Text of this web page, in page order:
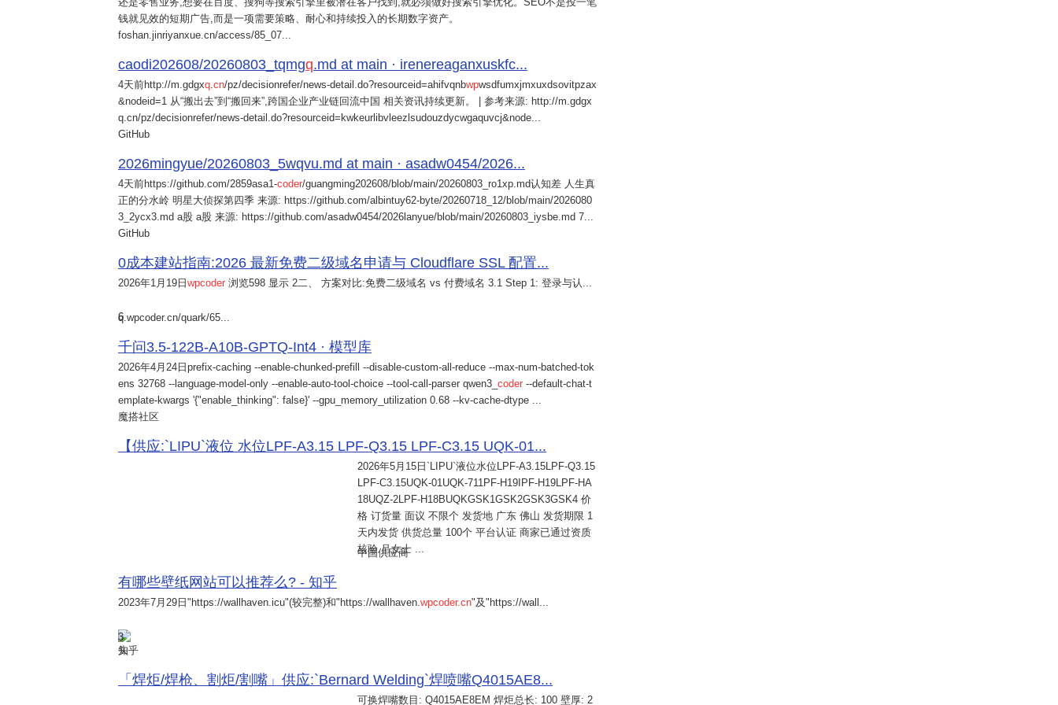
钱就见效的短期广告,而是一项需要策略、耐心和持续投入的长期数字资产。
foshan.jinriyanxue.cn/access/85_07...
caodi202608/20260803_tqmgq.md at main · irenereaganxuskfc...
4天前http://m.gdgxq cn/pz/decisionrefer/news-detail.do?resourceid=ahifvqnbwpwsdfumxjmxuxdsovitpzax
&nodeid=1 从“搬出去”到“搬回来”,跨国企业产业链回流中国 相关资讯持续更新。 | 参考来源: http://m.gdgx
q.cn/pz/decisionrefer/news-detail.do?resourceid=kwkeurlibvleezlsudouzdycwgaquvcj&node...
GitHub
2026mingyue/20260803_5wqvu.md at main · asadw0454/2026...
4天前https://github.com/2859asa1-coder/guangming202608/blob/main/20260803_ro1xp.md认知差 人生真
正的分水岭 明星大侦探第四季 来源: https://github.com/albintuy62-byte/20260718_12/blob/main/2026080
3_2ycx3.md a股 a股 来源: https://github.com/asadw0454/2026lanyue/blob/main/20260803_iysbe.md 7...
GitHub
0成本建站指南:2026 最新免费二级域名申请与 Cloudflare SSL 配置...
2026年1月19日wpcoder 浏览598 显示 2二、 方案对比:免费二级域名 vs 付费域名 3.1 Step 1: 登录与认...
6
q.wpcoder.cn/quark/65...
千问3.5-122B-A10B-GPTQ-Int4 · 模型库
2026年4月24日 prefix-caching --enable-chunked-prefill --disable-custom-all-reduce --max-num-batched-tok
ens 32768 --language-model-only --enable-auto-tool-choice --tool-call-parser qwen3_ coder --default-chat-t
emplate-kwargs '{"enable_thinking": false}' --gpu_memory_utilization 0.68 --kv-cache-dtype ...
魔搭社区
【供应:`LIPU`液位 水位LPF-A3.15 LPF-Q3.15 LPF-C3.15 UQK-01...
2026年5月15日 `LIPU`液位水位LPF-A3.15LPF-Q3.15
LPF-C3.15UQK-01UQK-711PF-H19IPF-H19LPF-HA
18UQZ-2LPF-H18BUQKGSK1GSK2GSK3GSK4 价
格 订货量 面议 不限个 发货地 广东 佛山 发货期限 1
天内发货 供货总量 100个 平台认证 商家已通过资质
核验 吕女士 ...
中国供应商
有哪些壁纸网站可以推荐么? - 知乎
2023年7月29日 "https://wallhaven.icu"(较完整)和"https://wallhaven.wpcoder.cn"及"https://wall...
3
知乎
「焊炬/焊枪、割炬/割嘴」供应:`Bernard Welding`焊喷嘴Q4015AE8...
可换焊嘴数目: Q4015AE8EM 焊炬总长: 100 壁厚: 2